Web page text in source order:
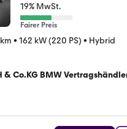
19% MwSt.
Fairer Preis
• 162 kW (220 PS) • Hybrid
& Co.KG BMW